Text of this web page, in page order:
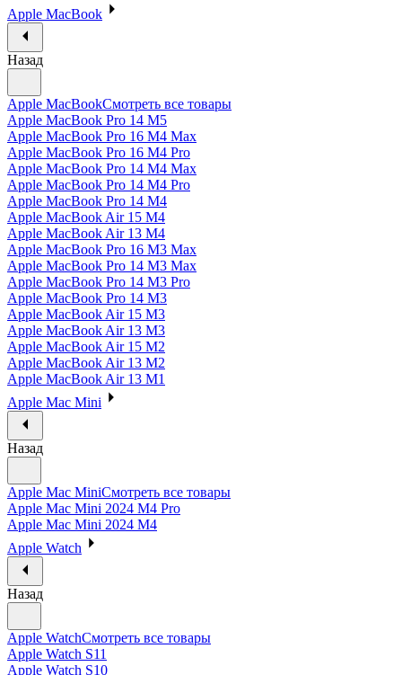
Apple MacBook
Назад
Apple MacBookСмотреть все товары
Apple MacBook Pro 14 M5
Apple MacBook Pro 16 M4 Max
Apple MacBook Pro 16 M4 Pro
Apple MacBook Pro 14 M4 Max
Apple MacBook Pro 14 M4 Pro
Apple MacBook Pro 14 M4
Apple MacBook Air 15 M4
Apple MacBook Air 13 M4
Apple MacBook Pro 16 M3 Max
Apple MacBook Pro 14 M3 Max
Apple MacBook Pro 14 M3 Pro
Apple MacBook Pro 14 M3
Apple MacBook Air 15 M3
Apple MacBook Air 13 M3
Apple MacBook Air 15 M2
Apple MacBook Air 13 M2
Apple MacBook Air 13 M1
Apple Mac Mini
Назад
Apple Mac MiniСмотреть все товары
Apple Mac Mini 2024 M4 Pro
Apple Mac Mini 2024 M4
Apple Watch
Назад
Apple WatchСмотреть все товары
Apple Watch S11
Apple Watch S10